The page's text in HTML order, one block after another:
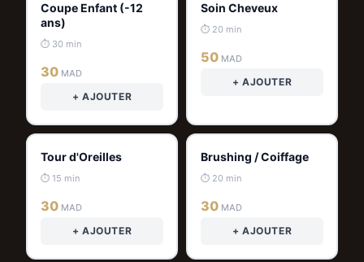
Coupe Enfant (-12
ans)
⏱ 30 min
30 MAD
+ AJOUTER
Soin Cheveux
⏱ 20 min
50 MAD
+ AJOUTER
Tour d'Oreilles
⏱ 15 min
30 MAD
+ AJOUTER
Brushing / Coiffage
⏱ 20 min
30 MAD
+ AJOUTER